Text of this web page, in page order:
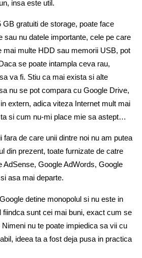
insa este util.
gratuiti de storage, poate face
sau nu datele importante, cele pe care
mai multe HDD sau memorii USB, pot
se poate intampla ceva rau,
va fi. Stiu ca mai exista si alte
nu se pot compara cu Google Drive,
extern, adica viteza Internet mult mai
si cum nu-mi place mie sa astept…
de care unii dintre noi nu am putea
din prezent, toate furnizate de catre
AdSense‎, Google AdWords, Google
asa mai departe.
detine monopolul si nu este in
fiindca sunt cei mai buni, exact cum se
nu te poate impiedica sa vii cu
ideea ta a fost deja pusa in practica